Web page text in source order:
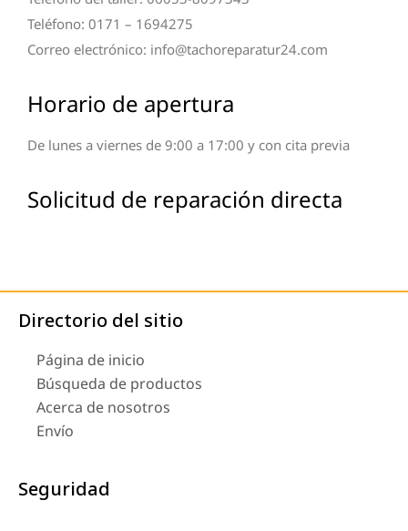
Teléfono: 0171 – 1694275
Correo electrónico: info@tachoreparatur24.com
Horario de apertura
De lunes a viernes de 9:00 a 17:00 y con cita previa
Solicitud de reparación directa
Directorio del sitio
Página de inicio
Búsqueda de productos
Acerca de nosotros
Envío
Seguridad